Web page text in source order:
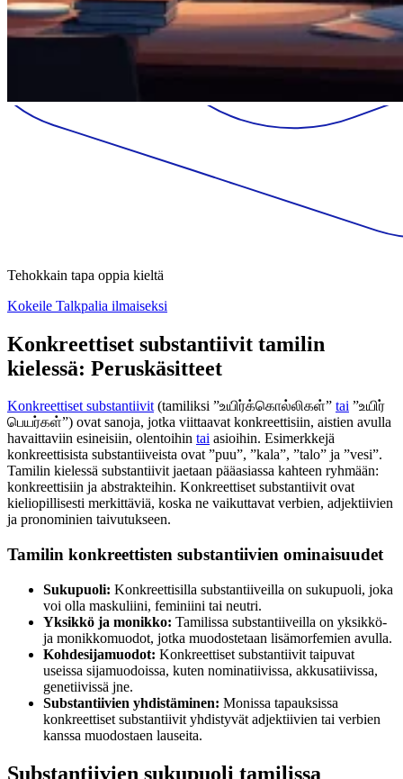
Tehokkain tapa oppia kieltä
Kokeile Talkpalia ilmaiseksi
Konkreettiset substantiivit tamilin
kielessä: Peruskäsitteet
Konkreettiset substantiivit(tamiliksi ”உயிர்க்கொல்லிகள்” tai ”உயிர்
பெயர்கள்”) ovat sanoja, jotka viittaavat konkreettisiin, aistien avulla
havaittaviin esineisiin, olentoihin tai asioihin. Esimerkkejä
konkreettisista substantiiveista ovat ”puu”, ”kala”, ”talo” ja ”vesi”.
Tamilin kielessä substantiivit jaetaan pääasiassa kahteen ryhmään:
konkreettisiin ja abstrakteihin. Konkreettiset substantiivit ovat
kieliopillisesti merkittäviä, koska ne vaikuttavat verbien, adjektiivien
ja pronominien taivutukseen.
Tamilin konkreettisten substantiivien ominaisuudet
Sukupuoli: Konkreettisilla substantiiveilla on sukupuoli, joka
voi olla maskuliini, feminiini tai neutri.
Yksikkö ja monikko: Tamilissa substantiiveilla on yksikkö-
ja monikkomuodot, jotka muodostetaan lisämorfemien avulla.
Kohdesijamuodot: Konkreettiset substantiivit taipuvat
useissa sijamuodoissa, kuten nominatiivissa, akkusatiivissa,
genetiivissä jne.
Substantiivien yhdistäminen: Monissa tapauksissa
konkreettiset substantiivit yhdistyvät adjektiivien tai verbien
kanssa muodostaen lauseita.
Substantiivien sukupuoli tamilissa